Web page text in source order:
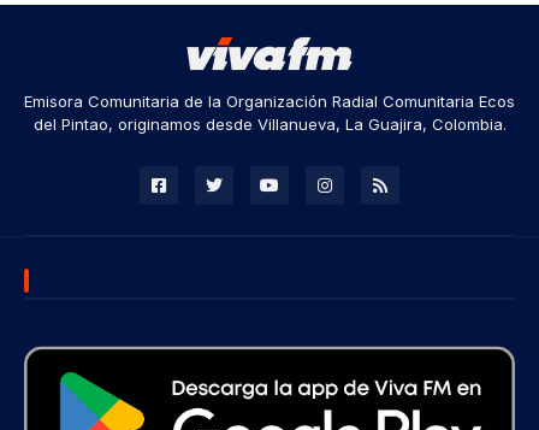
Emisora Comunitaria de la Organización Radial Comunitaria Ecos
del Pintao, originamos desde Villanueva, La Guajira, Colombia.